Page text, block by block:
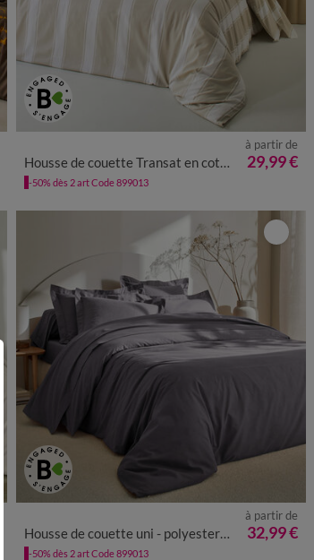
Housse de couette Transat en coton imprimé
à partir de
29,99 €
-50% dès 2 art Code 899013
Housse de couette uni - polyester-coton 57 fils/cm²
à partir de
32,99 €
-50% dès 2 art Code 899013